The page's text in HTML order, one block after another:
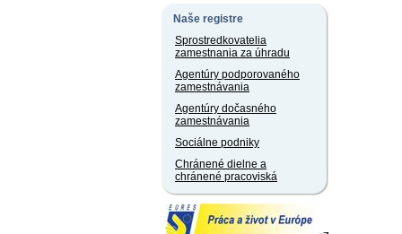
Naše registre
Sprostredkovatelia
zamestnania za úhradu
Agentúry podporovaného
zamestnávania
Agentúry dočasného
zamestnávania
Sociálne podniky
Chránené dielne a
chránené pracoviská